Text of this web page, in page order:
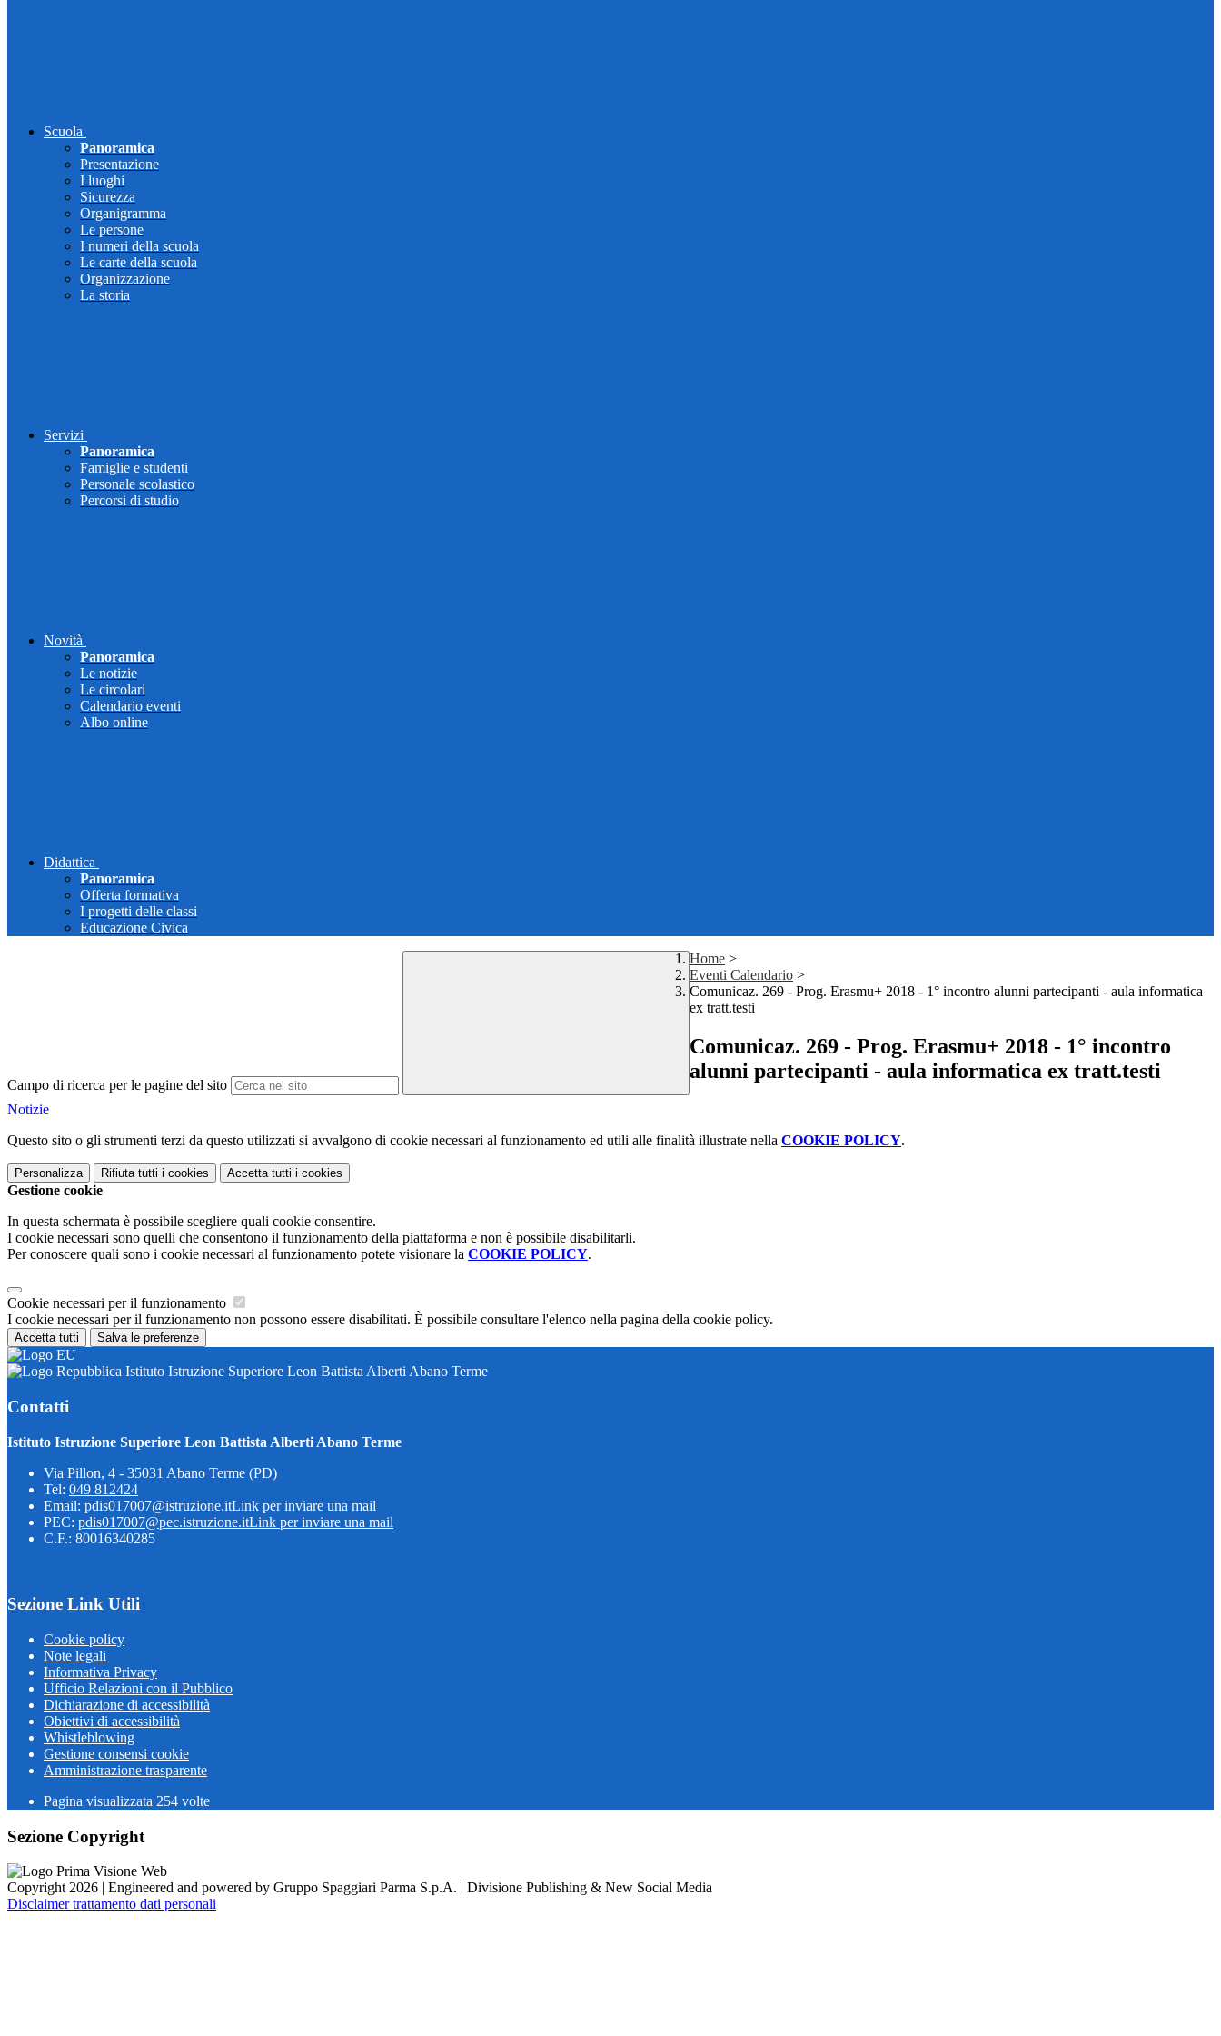
Scuola
Panoramica
Presentazione
I luoghi
Sicurezza
Organigramma
Le persone
I numeri della scuola
Le carte della scuola
Organizzazione
La storia
Servizi
Panoramica
Famiglie e studenti
Personale scolastico
Percorsi di studio
Novità
Panoramica
Le notizie
Le circolari
Calendario eventi
Albo online
Didattica
Panoramica
Offerta formativa
I progetti delle classi
Educazione Civica
Campo di ricerca per le pagine del sito
Home >
Eventi Calendario >
Comunicaz. 269 - Prog. Erasmu+ 2018 - 1° incontro alunni partecipanti - aula informatica
ex tratt.testi
Comunicaz. 269 - Prog. Erasmu+ 2018 - 1° incontro
alunni partecipanti - aula informatica ex tratt.testi
Notizie
Questo sito o gli strumenti terzi da questo utilizzati si avvalgono di cookie necessari al funzionamento ed utili alle finalità illustrate nella COOKIE POLICY.
Personalizza Rifiuta tutti i cookies Accetta tutti i cookies
Gestione cookie
In questa schermata è possibile scegliere quali cookie consentire.
I cookie necessari sono quelli che consentono il funzionamento della piattaforma e non è possibile disabilitarli.
Per conoscere quali sono i cookie necessari al funzionamento potete visionare la COOKIE POLICY.
Cookie necessari per il funzionamento
I cookie necessari per il funzionamento non possono essere disabilitati. È possibile consultare l'elenco nella pagina della cookie policy.
Accetta tutti Salva le preferenze
Istituto Istruzione Superiore Leon Battista Alberti Abano Terme
Contatti
Istituto Istruzione Superiore Leon Battista Alberti Abano Terme
Via Pillon, 4 - 35031 Abano Terme (PD)
Tel: 049 812424
Email: pdis017007@istruzione.itLink per inviare una mail
PEC: pdis017007@pec.istruzione.itLink per inviare una mail
C.F.: 80016340285
Sezione Link Utili
Cookie policy
Note legali
Informativa Privacy
Ufficio Relazioni con il Pubblico
Dichiarazione di accessibilità
Obiettivi di accessibilità
Whistleblowing
Gestione consensi cookie
Amministrazione trasparente
Pagina visualizzata 254 volte
Sezione Copyright
Copyright 2026 | Engineered and powered by Gruppo Spaggiari Parma S.p.A. | Divisione Publishing & New Social Media
Disclaimer trattamento dati personali